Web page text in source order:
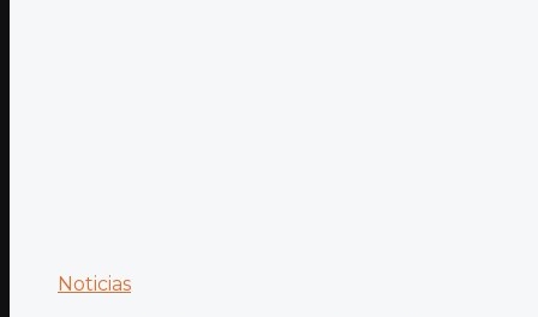
Noticias